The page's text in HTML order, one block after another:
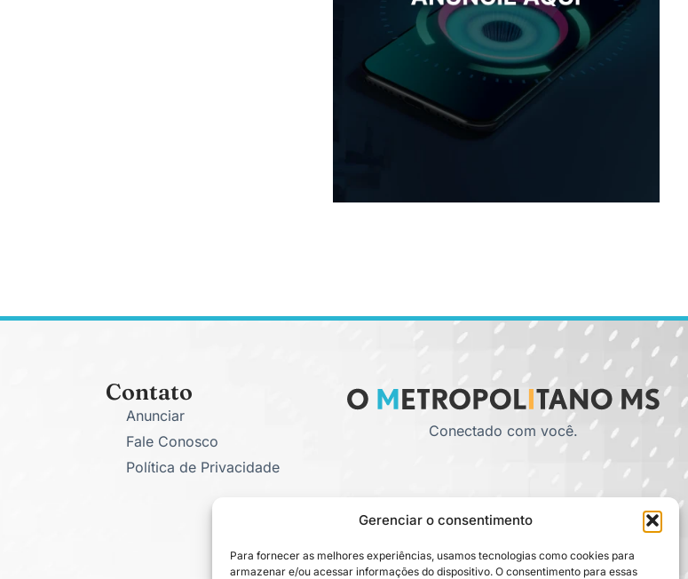
Gerenciar o consentimento
Para fornecer as melhores experiências, usamos tecnologias como cookies para
armazenar e/ou acessar informações do dispositivo. O consentimento para essas
Contato
Anunciar
Fale Conosco
Política de Privacidade
Conectado com você.